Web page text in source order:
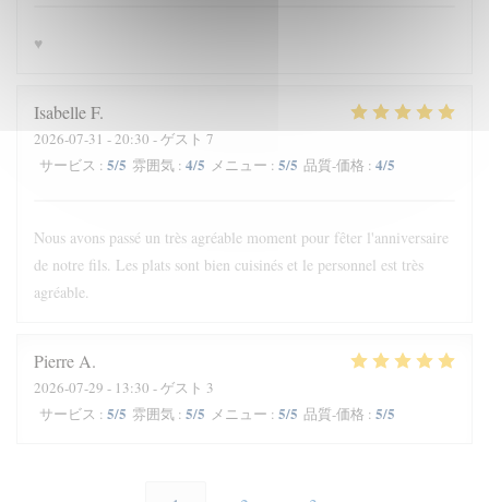
♥️
IsabelleF
2026-07-31 - 20:30 - ゲスト 7
サービス : 5/5 雰囲気 : 4/5 メニュー : 5/5 品質-価格 : 4/5
Nous avons passé un très agréable moment pour fêter l'anniversaire
de notre fils. Les plats sont bien cuisinés et le personnel est très
agréable.
Pierre A
2026-07-29 - 13:30 - ゲスト 3
サービス : 5/5 雰囲気 : 5/5 メニュー : 5/5 品質-価格 : 5/5